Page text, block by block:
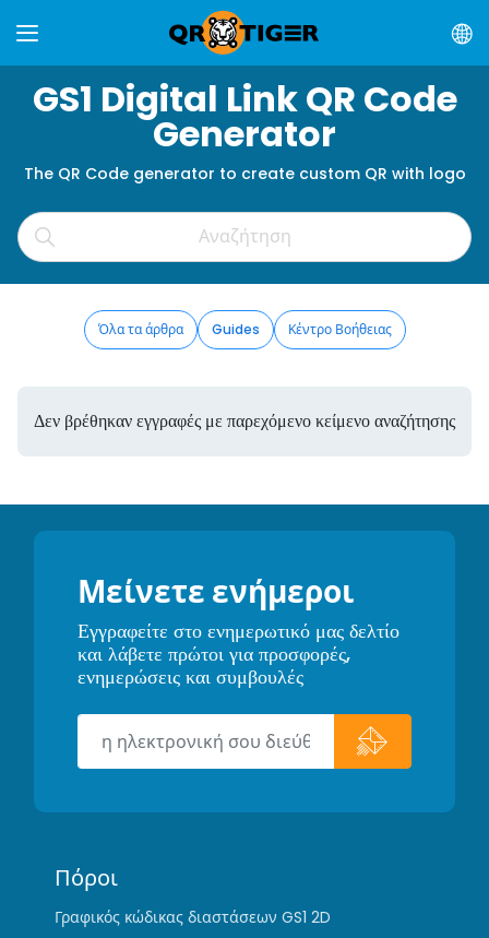
GS1 Digital Link QR Code
Generator
The QR Code generator to create custom QR with logo
Όλα τα άρθρα Guides Κέντρο Βοήθειας
Δεν βρέθηκαν εγγραφές με παρεχόμενο κείμενο αναζήτησης
Μείνετε ενήμεροι
Εγγραφείτε στο ενημερωτικό μας δελτίο
και λάβετε πρώτοι για προσφορές,
ενημερώσεις και συμβουλές
Πόροι
Γραφικός κώδικας διαστάσεων GS1 2D